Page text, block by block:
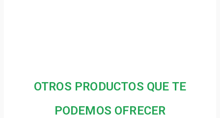
OTROS PRODUCTOS QUE TE
PODEMOS OFRECER